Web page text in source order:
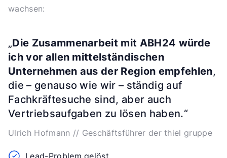
wachsen:
„Die Zusammenarbeit mit ABH24 würde
ich vor allen mittelständischen
Unternehmen aus der Region empfehlen,
die – genauso wie wir – ständig auf
Fachkräftesuche sind, aber auch
Vertriebsaufgaben zu lösen haben.“
Ulrich Hofmann // Geschäftsführer der thiel gruppe
Lead-Problem gelöst